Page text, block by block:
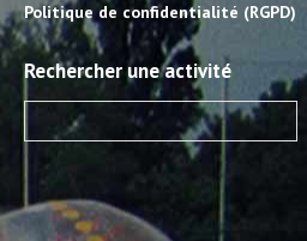
Politique de confidentialité (RGPD)
Rechercher une activité